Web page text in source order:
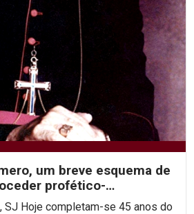
um breve esquema de
profético-
do